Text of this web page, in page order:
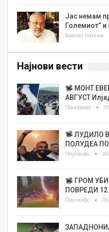
Јас немам
Големиот“
Бранко Героски
Најнови вести
МОНТ
АВГУСТ
Панорама
ЛУДИЛО
ПОЛУДЕА ПО
Плусинфо
ГРОМ
ПОВРЕДИ 12
Плусинфо